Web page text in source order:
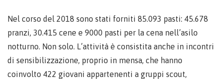
Nel corso del 2018 sono stati forniti 85.093 pasti: 45.678
pranzi, 30.415 cene e 9000 pasti per la cena nell’asilo
notturno. Non solo. L’attività è consistita anche in incontri
di sensibilizzazione, proprio in mensa, che hanno
coinvolto 422 giovani appartenenti a gruppi scout,